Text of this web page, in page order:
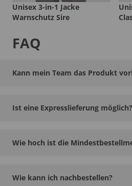
Unisex 3-in-1 Jacke
Warnschutz Sire
FAQ
Kann mein Team das Produkt
Ist eine Expresslieferung möglich?
Wie hoch ist die
Wie kann ich nachbestellen?